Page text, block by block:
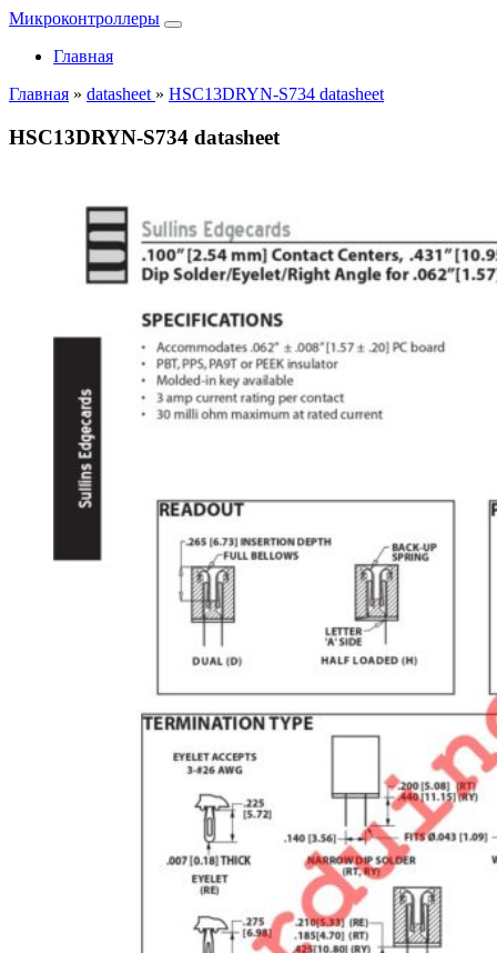
Микроконтроллеры
Главная
Главная » datasheet » HSC13DRYN-S734 datasheet
HSC13DRYN-S734 datasheet